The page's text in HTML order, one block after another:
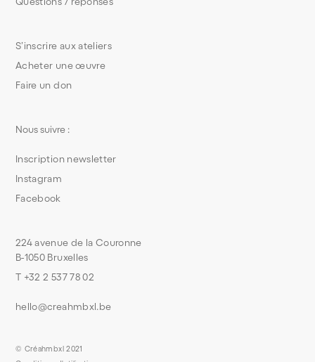
S’inscrire aux ateliers
Acheter une œuvre
Faire un don
224 avenue de la Couronne
B-1050 Bruxelles
T +32 2 537 78 02
hello@creahmbxl.be
Nous suivre :
Inscription newsletter
Instagram
Facebook
© Créahmbxl 2021